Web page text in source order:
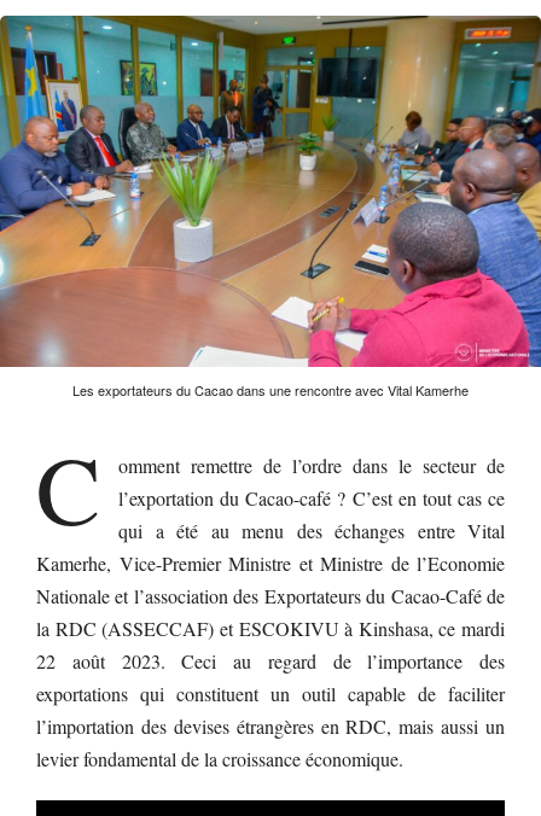
Les exportateurs du Cacao dans une rencontre avec Vital Kamerhe
C
omment remettre de l’ordre dans le secteur de
l’exportation du Cacao-café ? C’est en tout cas ce
qui a été au menu des échanges entre Vital
Kamerhe, Vice-Premier Ministre et Ministre de l’Economie
Nationale et l’association des Exportateurs du Cacao-Café de
la RDC (ASSECCAF) et ESCOKIVU à Kinshasa, ce mardi
22 août 2023. Ceci au regard de l’importance des
exportations qui constituent un outil capable de faciliter
l’importation des devises étrangères en RDC, mais aussi un
levier fondamental de la croissance économique.